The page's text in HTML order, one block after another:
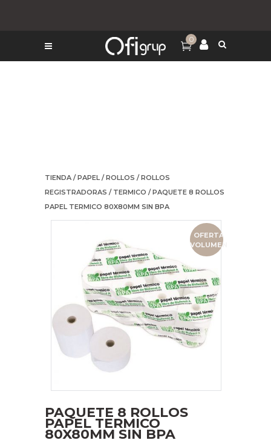
0
TIENDA /PAPEL /ROLLOS /ROLLOS
REGISTRADORAS / TERMICO / PAQUETE 8 ROLLOS
PAPEL TERMICO 80X80MM SIN BPA
OFERTA
VOLUMEN
PAQUETE 8 ROLLOS
PAPEL TERMICO
80X80MM SIN BPA